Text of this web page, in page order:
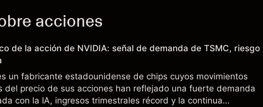
acciones
de la acción de NVIDIA: señal de demanda de TSMC, riesgo
un fabricante estadounidense de chips cuyos movimientos
del precio de sus acciones han reflejado una fuerte demanda
con la IA, ingresos trimestrales récord y la continua